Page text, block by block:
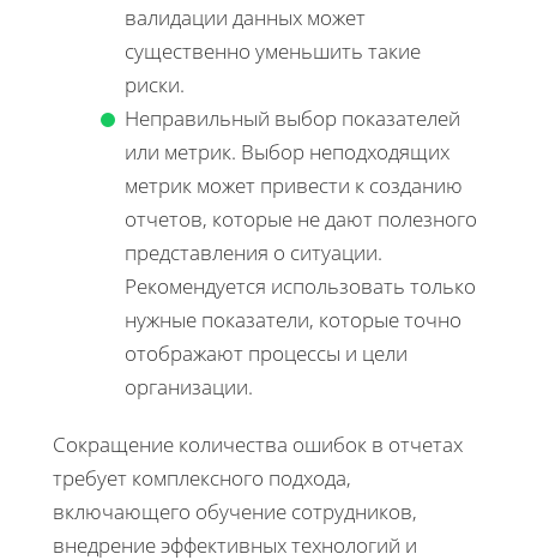
валидации данных может
существенно уменьшить такие
риски.
Неправильный выбор показателей
или метрик. Выбор неподходящих
метрик может привести к созданию
отчетов, которые не дают полезного
представления о ситуации.
Рекомендуется использовать только
нужные показатели, которые точно
отображают процессы и цели
организации.
Сокращение количества ошибок в отчетах
требует комплексного подхода,
включающего обучение сотрудников,
внедрение эффективных технологий и